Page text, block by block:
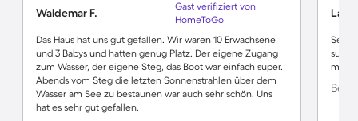
Waldemar F.
Gast verifiziert von
HomeToGo
Das Haus hat uns gut gefallen. Wir waren 10 Erwachsene
und 3 Babys und hatten genug Platz. Der eigene Zugang
zum Wasser, der eigene Steg, das Boot war einfach super.
Abends vom Steg die letzten Sonnenstrahlen über dem
Wasser am See zu bestaunen war auch sehr schön. Uns
hat es sehr gut gefallen.
Lars
Sehr
super
mit